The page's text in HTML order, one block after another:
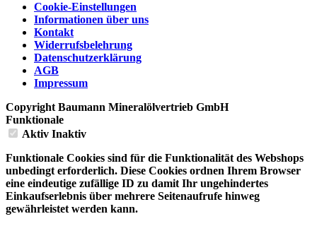
Cookie-Einstellungen
Informationen über uns
Kontakt
Widerrufsbelehrung
Datenschutzerklärung
AGB
Impressum
Copyright Baumann Mineralölvertrieb GmbH
Funktionale
Aktiv Inaktiv
Funktionale Cookies sind für die Funktionalität des Webshops
unbedingt erforderlich. Diese Cookies ordnen Ihrem Browser
eine eindeutige zufällige ID zu damit Ihr ungehindertes
Einkaufserlebnis über mehrere Seitenaufrufe hinweg
gewährleistet werden kann.